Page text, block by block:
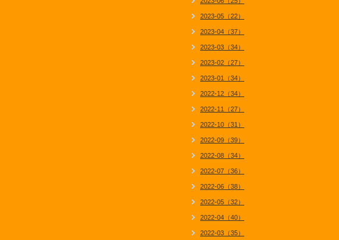
2023-05（22）
2023-04（37）
2023-03（34）
2023-02（27）
2023-01（34）
2022-12（34）
2022-11（27）
2022-10（31）
2022-09（39）
2022-08（34）
2022-07（36）
2022-06（38）
2022-05（32）
2022-04（40）
2022-03（35）